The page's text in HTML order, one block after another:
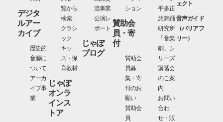
デジタ
ルアー
カイブ
歴史的
音源に
ついて
アーカ
イブ事
業
覧から
検索
クラシ
ック
キッ
ズ・保
育教材
じゃぽ
オンラ
インス
トア
流事業
公演レ
ポート
じゃぽ
ブログ
ション
賛助会
員・寄
付
賛助会
員募
集・寄
付のお
願い
賛助会
員
平多正
於舞踊
研究所
「音楽
劇」シ
リーズ
講習会
のご案
内
お問い
合わ
せ・販
ェクト
音声ガイド
（バリアフ
リー）